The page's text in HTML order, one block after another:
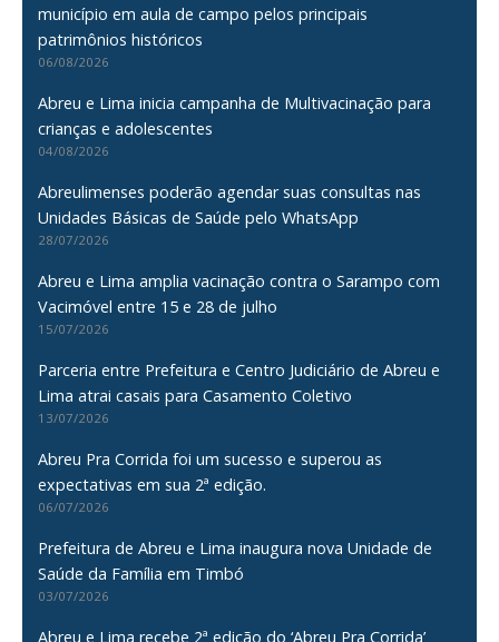
município em aula de campo pelos principais
patrimônios históricos
06/08/2026
Abreu e Lima inicia campanha de Multivacinação para
crianças e adolescentes
04/08/2026
Abreulimenses poderão agendar suas consultas nas
Unidades Básicas de Saúde pelo WhatsApp
28/07/2026
Abreu e Lima amplia vacinação contra o Sarampo com
Vacimóvel entre 15 e 28 de julho
15/07/2026
Parceria entre Prefeitura e Centro Judiciário de Abreu e
Lima atrai casais para Casamento Coletivo
13/07/2026
Abreu Pra Corrida foi um sucesso e superou as
expectativas em sua 2ª edição.
06/07/2026
Prefeitura de Abreu e Lima inaugura nova Unidade de
Saúde da Família em Timbó
03/07/2026
Abreu e Lima recebe 2ª edição do ‘Abreu Pra Corrida’